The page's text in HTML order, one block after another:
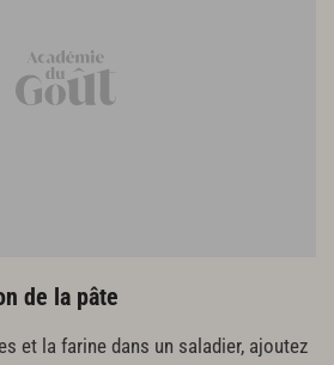
de la pâte
et la farine dans un saladier, ajoutez